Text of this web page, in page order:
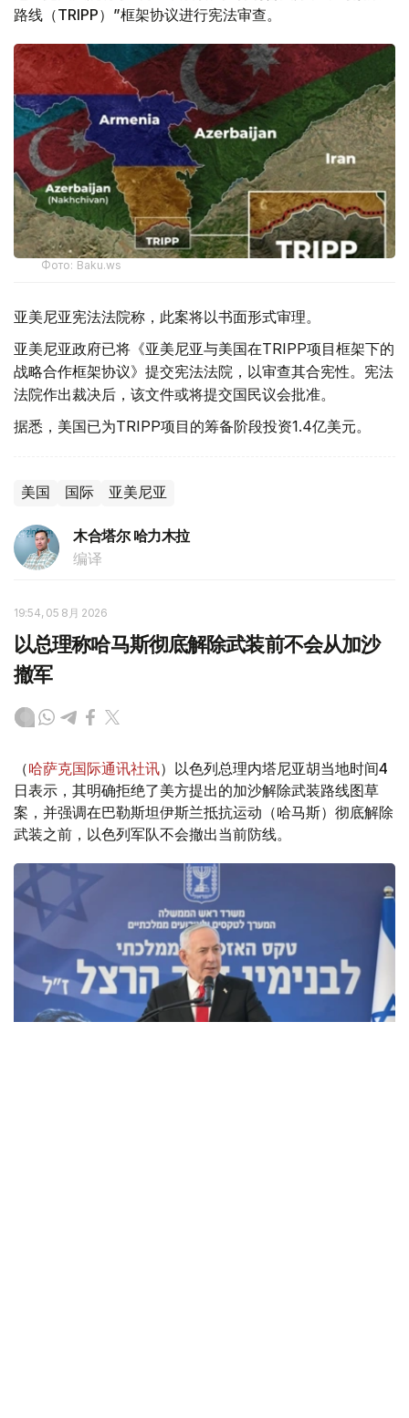
路线（TRIPP）”框架协议进行宪法审查。
Фото: Baku.ws
亚美尼亚宪法法院称，此案将以书面形式审理。
亚美尼亚政府已将《亚美尼亚与美国在TRIPP项目框架下的
战略合作框架协议》提交宪法法院，以审查其合宪性。宪法
法院作出裁决后，该文件或将提交国民议会批准。
据悉，美国已为TRIPP项目的筹备阶段投资1.4亿美元。
美国 国际 亚美尼亚
木合塔尔 哈力木拉
编译
19:54, 05 8月 2026
以总理称哈马斯彻底解除武装前不会从加沙
撤军
（哈萨克国际通讯社讯）以色列总理内塔尼亚胡当地时间4
日表示，其明确拒绝了美方提出的加沙解除武装路线图草
案，并强调在巴勒斯坦伊斯兰抵抗运动（哈马斯）彻底解除
武装之前，以色列军队不会撤出当前防线。